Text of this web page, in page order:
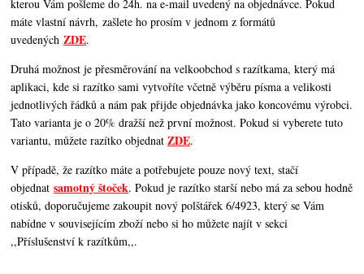
kterou Vám pošleme do 24h. na e-mail uvedený na objednávce. Pokud
máte vlastní návrh, zašlete ho prosím v jednom z formátů
uvedenýchZDE.
Druhá možnost je přesměrování na velkoobchod s razítkama, který má
aplikaci, kde si razítko sami vytvoříte včetně výběru písma a velikosti
jednotlivých řádků a nám pak přijde objednávka jako koncovému výrobci.
Tato varianta je o 20% dražší než první možnost. Pokud si vyberete tuto
variantu, můžete razítko objednatZDE.
V případě, že razítko máte a potřebujete pouze nový text, stačí
objednatsamotný štoček. Pokud je razítko starší nebo má za sebou hodně
otisků, doporučujeme zakoupit nový polštářek 6/4923, který se Vám
nabídne v souvisejícím zboží nebo si ho můžete najít v sekci
,,Příslušenství k razítkům,,.